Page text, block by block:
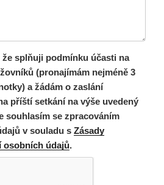
že splňuji podmínku účasti na
(pronajímám nejméně 3
a žádám o zaslání
příští setkání na výše uvedený
souhlasím se zpracováním
v souladu sZásady
osobních údajů.